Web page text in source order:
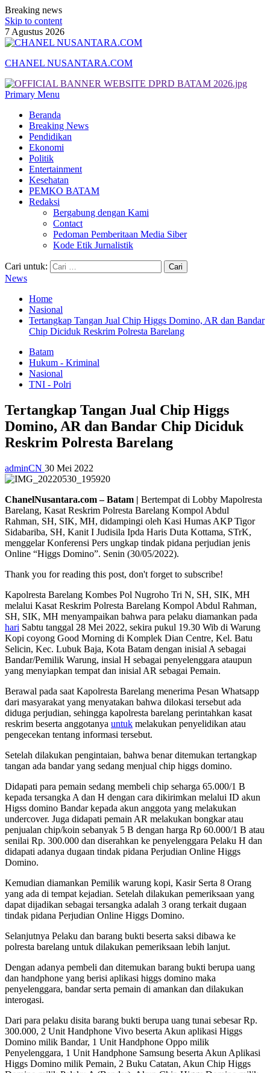
Breaking news
Skip to content
7 Agustus 2026
CHANEL NUSANTARA.COM
Primary Menu
Beranda
Breaking News
Pendidikan
Ekonomi
Politik
Entertainment
Kesehatan
PEMKO BATAM
Redaksi
Bergabung dengan Kami
Contact
Pedoman Pemberitaan Media Siber
Kode Etik Jurnalistik
Cari untuk:
News
Home
Nasional
Tertangkap Tangan Jual Chip Higgs Domino, AR dan Bandar
Chip Diciduk Reskrim Polresta Barelang
Batam
Hukum - Kriminal
Nasional
TNI - Polri
Tertangkap Tangan Jual Chip Higgs
Domino, AR dan Bandar Chip Diciduk
Reskrim Polresta Barelang
adminCN 30 Mei 2022
ChanelNusantara.com – Batam | Bertempat di Lobby Mapolresta
Barelang, Kasat Reskrim Polresta Barelang Kompol Abdul
Rahman, SH, SIK, MH, didampingi oleh Kasi Humas AKP Tigor
Sidabariba, SH, Kanit I Judisila Ipda Haris Duta Kottama, STrK,
menggelar Konferensi Pers ungkap tindak pidana perjudian jenis
Online “Higgs Domino”. Senin (30/05/2022).
Thank you for reading this post, don't forget to subscribe!
Kapolresta Barelang Kombes Pol Nugroho Tri N, SH, SIK, MH
melalui Kasat Reskrim Polresta Barelang Kompol Abdul Rahman,
SH, SIK, MH menyampaikan bahwa para pelaku diamankan pada
hari Sabtu tanggal 28 Mei 2022, sekira pukul 19.30 Wib di Warung
Kopi coyong Good Morning di Komplek Dian Centre, Kel. Batu
Selicin, Kec. Lubuk Baja, Kota Batam dengan inisial A sebagai
Bandar/Pemilik Warung, insial H sebagai penyelenggara ataupun
yang menyiapkan tempat dan inisial AR sebagai Pemain.
Berawal pada saat Kapolresta Barelang menerima Pesan Whatsapp
dari masyarakat yang menyatakan bahwa dilokasi tersebut ada
diduga perjudian, sehingga kapolresta barelang perintahkan kasat
reskrim beserta anggotanya untuk melakukan penyelidikan atau
pengecekan tentang informasi tersebut.
Setelah dilakukan pengintaian, bahwa benar ditemukan tertangkap
tangan ada bandar yang sedang menjual chip higgs domino.
Didapati para pemain sedang membeli chip seharga 65.000/1 B
kepada tersangka A dan H dengan cara dikirimkan melalui ID akun
Higss domino Bandar kepada akun anggota yang melakukan
undercover. Juga didapati pemain AR melakukan bongkar atau
penjualan chip/koin sebanyak 5 B dengan harga Rp 60.000/1 B atau
senilai Rp. 300.000 dan diserahkan ke penyelenggara Pelaku H dan
didapati adanya dugaan tindak pidana Perjudian Online Higgs
Domino.
Kemudian diamankan Pemilik warung kopi, Kasir Serta 8 Orang
yang ada di tempat kejadian. Setelah dilakukan pemeriksaan yang
dapat dijadikan sebagai tersangka adalah 3 orang terkait dugaan
tindak pidana Perjudian Online Higgs Domino.
Selanjutnya Pelaku dan barang bukti beserta saksi dibawa ke
polresta barelang untuk dilakukan pemeriksaan lebih lanjut.
Dengan adanya pembeli dan ditemukan barang bukti berupa uang
dan handphone yang berisi aplikasi higgs domino maka
penyelenggara, bandar serta pemain di amankan dan dilakukan
interogasi.
Dari para pelaku disita barang bukti berupa uang tunai sebesar Rp.
300.000, 2 Unit Handphone Vivo beserta Akun aplikasi Higgs
Domino milik Bandar, 1 Unit Handphone Oppo milik
Penyelenggara, 1 Unit Handphone Samsung beserta Akun Aplikasi
Higgs Domino milik Pemain, 2 Buku Catatan, Akun Chip Higgs